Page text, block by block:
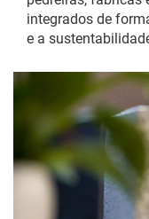
integrados de
e a